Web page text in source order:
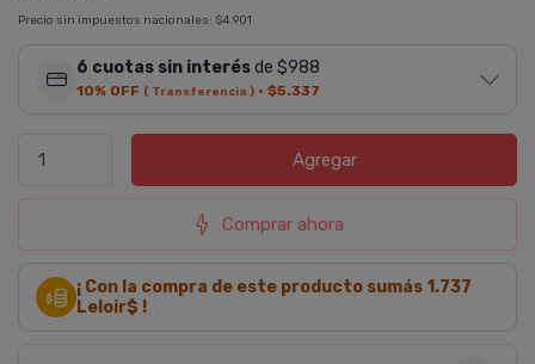
Precio sin impuestos nacionales: $4.901
6 cuotas sin interésde $988
10% OFF ( Transferencia ) · $5.337
Agregar
Comprar ahora
¡ Con la compra de este producto sumás 1.737
Leloir$ !